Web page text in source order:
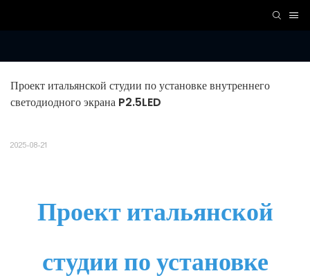
Проект итальянской студии по установке внутреннего
светодиодного экрана P2.5LED
2025-08-21
Проект итальянской
студии по установке